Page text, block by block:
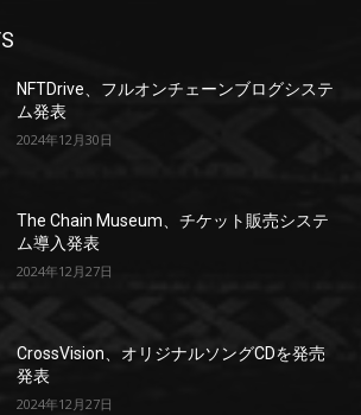
NFTDrive、フルオンチェーンブログシステ
ム発表
2024年12月30日
The Chain Museum、チケット販売システ
ム導入発表
2024年12月27日
CrossVision、オリジナルソングCDを発売
発表
2024年12月27日